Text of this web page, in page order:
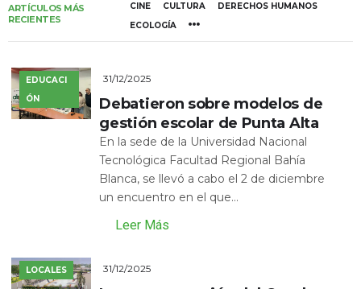
ARTÍCULOS MÁS
RECIENTES
CINE CULTURA
DERECHOS HUMANOS
ECOLOGÍA
EDUCACI
ÓN
31/12/2025
Debatieron sobre modelos de
gestión escolar de Punta Alta
En la sede de la Universidad Nacional
Tecnológica Facultad Regional Bahía
Blanca, se llevó a cabo el 2 de diciembre
un encuentro en el que...
Leer Más
LOCALES 31/12/2025